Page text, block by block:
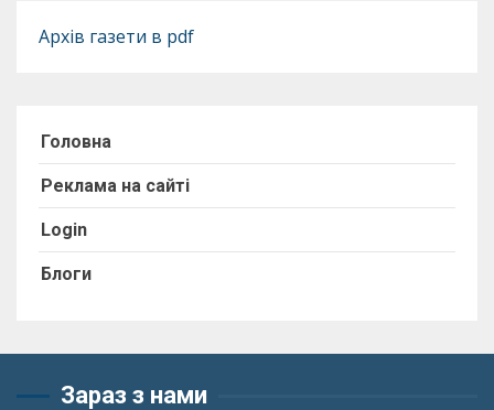
Архів газети в pdf
Головна
Реклама на сайті
Login
Блоги
Зараз з нами